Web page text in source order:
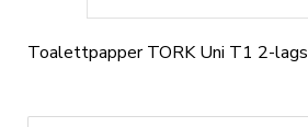
Toalettpapper TORK Uni T1 2-lags